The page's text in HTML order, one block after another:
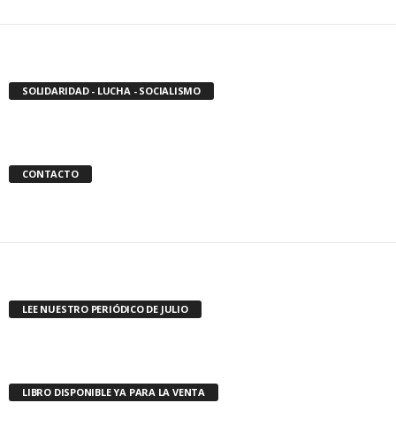
SOLIDARIDAD - LUCHA - SOCIALISMO
CONTACTO
LEE NUESTRO PERIÓDICO DE JULIO
LIBRO DISPONIBLE YA PARA LA VENTA